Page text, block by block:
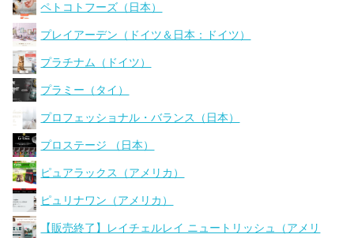
ペトコトフーズ（日本）
プレイアーデン（ドイツ＆日本：ドイツ）
プラチナム（ドイツ）
プラミー（タイ）
プロフェッショナル・バランス（日本）
プロステージ （日本）
ピュアラックス（アメリカ）
ピュリナワン（アメリカ）
【販売終了】レイチェルレイ ニュートリッシュ（アメリ